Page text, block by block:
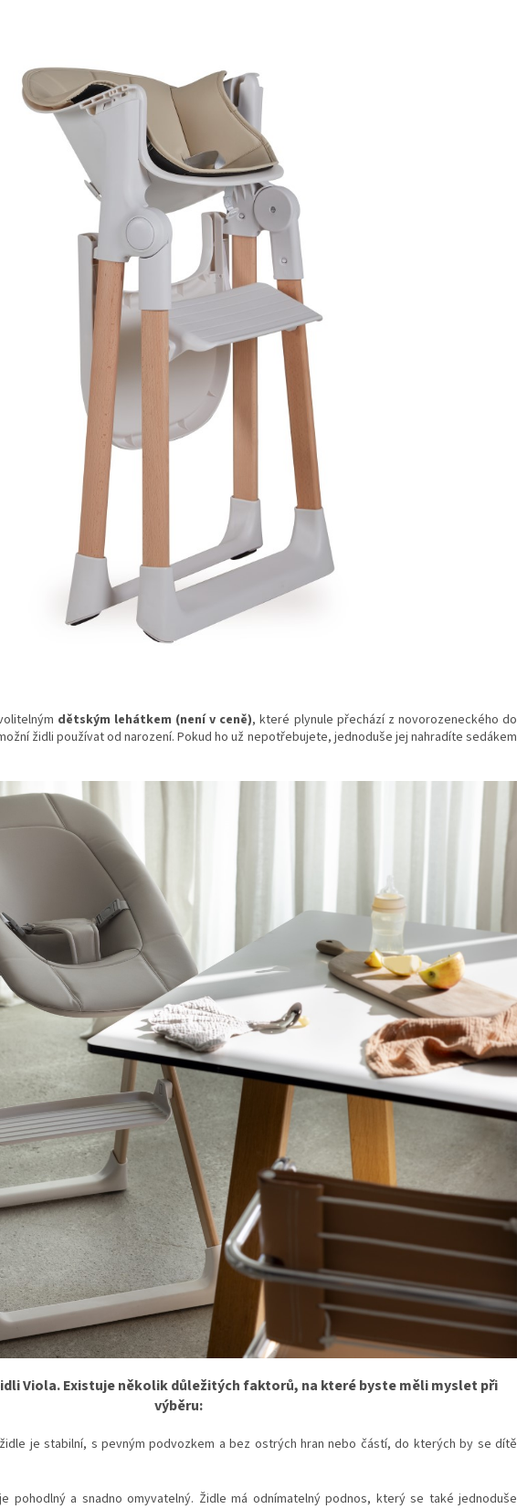
dětským lehátkem (není v ceně), které plynule přechází z novorozeneckého do
židli používat od narození. Pokud ho už nepotřebujete, jednoduše jej nahradíte sedákem
Viola. Existuje několik důležitých faktorů, na které byste měli myslet při
výběru:
je stabilní, s pevným podvozkem a bez ostrých hran nebo částí, do kterých by se dítě
pohodlný a snadno omyvatelný. Židle má odnímatelný podnos, který se také jednoduše